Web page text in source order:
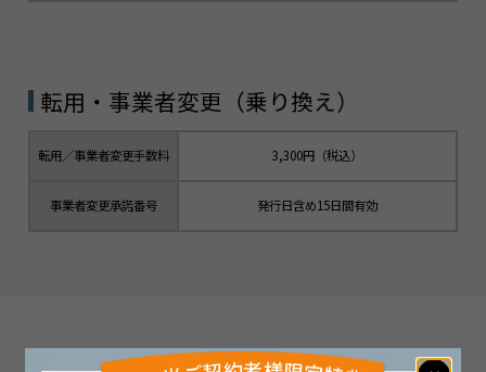
転用・事業者変更（乗り換え）
転用／事業者変更手数料 3,300円（税込）
事業者変更承諾番号 発行日含め15日間有効